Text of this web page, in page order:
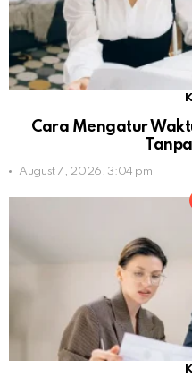
Cara Mengatur
August 7, 2026, 3:04 pm